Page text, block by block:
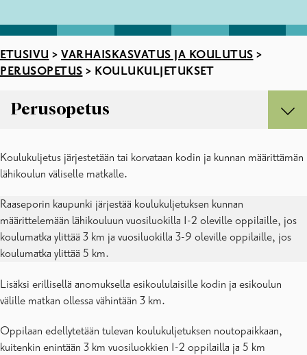
ETUSIVU > VARHAISKASVATUS JA KOULUTUS >
PERUSOPETUS > KOULUKULJETUKSET
Perusopetus
Koulukuljetukset
Koululaisten iltapäivätoiminta
Lomakkeita
Opetuksen tukitoimet ja oppilashuolto
Sivistyksen suunnitelmat
Koulukuljetus järjestetään tai korvataan kodin ja kunnan määrittämän
lähikoulun väliselle matkalle.
Raaseporin kaupunki järjestää koulukuljetuksen kunnan
määrittelemään lähikouluun vuosiluokilla 1-2 oleville oppilaille, jos
koulumatka ylittää 3 km ja vuosiluokilla 3-9 oleville oppilaille, jos
koulumatka ylittää 5 km.
Lisäksi erillisellä anomuksella esikoululaisille kodin ja esikoulun
välille matkan ollessa vähintään 3 km.
Oppilaan edellytetään tulevan koulukuljetuksen noutopaikkaan,
kuitenkin enintään 3 km vuosiluokkien 1-2 oppilailla ja 5 km